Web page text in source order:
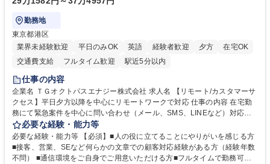
勤務地
東京都港区
業界未経験歓迎
平日のみOK 英語 経験者歓迎 夕方
在宅OK
交通費支給
フルタイム歓迎 駅近5分以内
仕事の内容
企業名 ＴＧオクトパスエナジー株式会社 求人名 【リモート/カスタマーサ
クセス】平日夕方以降を中心にリモートワークで対応 仕事の内容 在宅勤
務にて緊急案件を中心に問い合わせ（メール、SMS、LINEなど）対応、
契約開始手続き処理などを行なっていただきます。カスタマーサクセス
（Digiops：デジオプス）と運用構築の業務となります。 ■お問い合わせ
対応業務全般（システム入力、契約手続き含む） ■デジタルコミュニケー
ションツール（メール、SMS、LINE等）を使用 ■お客様のニーズに応じた
必要な経験・能力等
必要な経験・能力等 【必須】■人の役に立てることにやりがいを感じる方
■接客、営業、SEなど何らかの文章での顧客対応経験がある方（経験年数
不問） ■通信環境をご自身でご用意いただける方■フルタイムで勤務可能